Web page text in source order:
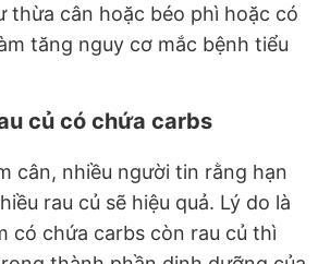
thừa cân hoặc béo phì hoặc có
tăng nguy cơ mắc bệnh tiểu
củ có chứa carbs
cân, nhiều người tin rằng hạn
rau củ sẽ hiệu quả. Lý do là
có chứa carbs còn rau củ thì